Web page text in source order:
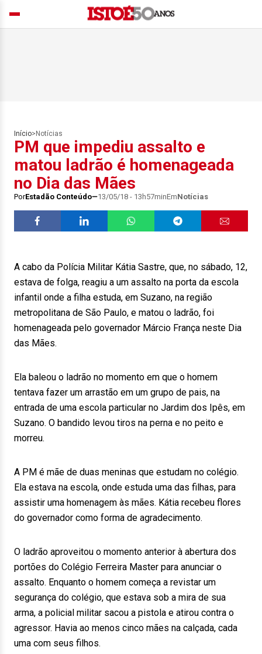
Início> Notícias
PM que impediu assalto e
matou ladrão é homenageada
no Dia das Mães
PorEstadão Conteúdo 13/05/18 - 13h57minEmNotícias
A cabo da Polícia Militar Kátia Sastre, que, no sábado, 12,
estava de folga, reagiu a um assalto na porta da escola
infantil onde a filha estuda, em Suzano, na região
metropolitana de São Paulo, e matou o ladrão, foi
homenageada pelo governador Márcio França neste Dia
das Mães.
Ela baleou o ladrão no momento em que o homem
tentava fazer um arrastão em um grupo de pais, na
entrada de uma escola particular no Jardim dos Ipês, em
Suzano. O bandido levou tiros na perna e no peito e
morreu.
A PM é mãe de duas meninas que estudam no colégio.
Ela estava na escola, onde estuda uma das filhas, para
assistir uma homenagem às mães. Kátia recebeu flores
do governador como forma de agradecimento.
O ladrão aproveitou o momento anterior à abertura dos
portões do Colégio Ferreira Master para anunciar o
assalto. Enquanto o homem começa a revistar um
segurança do colégio, que estava sob a mira de sua
arma, a policial militar sacou a pistola e atirou contra o
agressor. Havia ao menos cinco mães na calçada, cada
uma com seus filhos.